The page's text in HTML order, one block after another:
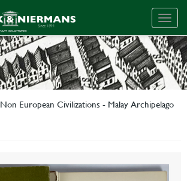
Non European Civilizations - Malay Archipelago